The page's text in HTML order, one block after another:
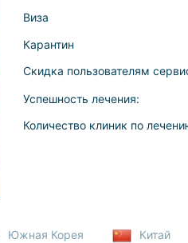
Виза
Карантин
Скидка пользователям
Успешность лечения:
Количество клиник по
Южная Корея Китай